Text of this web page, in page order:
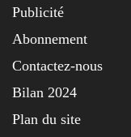
Publicité
Abonnement
Contactez-nous
Bilan 2024
Plan du site